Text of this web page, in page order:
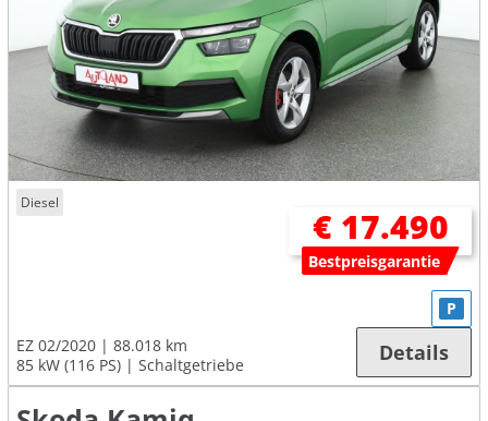
Diesel
€ 17.490
Bestpreisgarantie
EZ 02/2020
88.018 km
85 kW (116 PS)
Schaltgetriebe
P
Details